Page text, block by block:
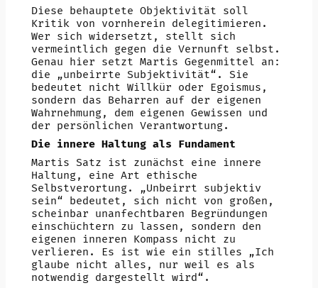
Diese behauptete Objektivität soll
Kritik von vornherein delegitimieren.
Wer sich widersetzt, stellt sich
vermeintlich gegen die Vernunft selbst.
Genau hier setzt Martis Gegenmittel an:
die „unbeirrte Subjektivität“. Sie
bedeutet nicht Willkür oder Egoismus,
sondern das Beharren auf der eigenen
Wahrnehmung, dem eigenen Gewissen und
der persönlichen Verantwortung.
Die innere Haltung als Fundament
Martis Satz ist zunächst eine innere
Haltung, eine Art ethische
Selbstverortung. „Unbeirrt subjektiv
sein“ bedeutet, sich nicht von großen,
scheinbar unanfechtbaren Begründungen
einschüchtern zu lassen, sondern den
eigenen inneren Kompass nicht zu
verlieren. Es ist wie ein stilles „Ich
glaube nicht alles, nur weil es als
notwendig dargestellt wird“.